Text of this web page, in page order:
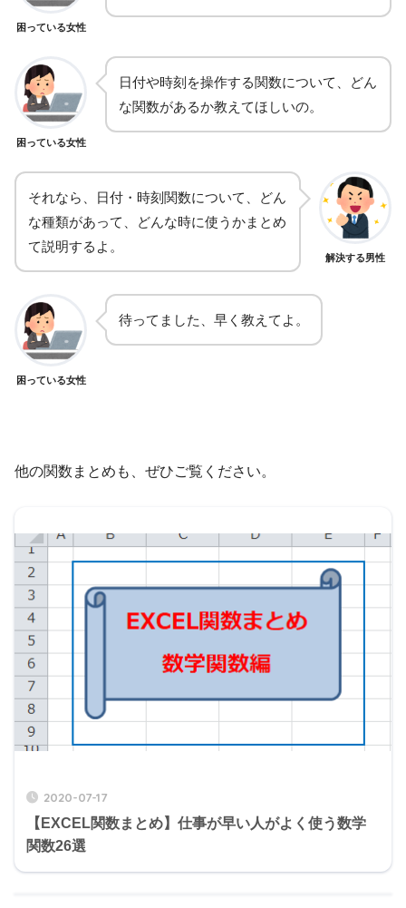
困っている女性
困っている女性
日付や時刻を操作する関数について、どん
な関数があるか教えてほしいの。
それなら、日付・時刻関数について、どん
な種類があって、どんな時に使うかまとめ
て説明するよ。
解決する男性
困っている女性
待ってました、早く教えてよ。
他の関数まとめも、ぜひご覧ください。
2020-07-17
【EXCEL関数まとめ】仕事が早い人がよく使う数学
関数26選